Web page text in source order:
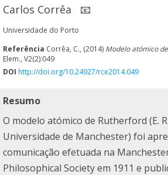
Carlos Corrêa 📧
Universidade do Porto
Referência Corrêa, C., (2014) Modelo atómico
Elem., V2(2):049
DOI http://doi.org/10.24927/rce2014.049
Resumo
O modelo atómico de Rutherford (E.
Universidade de Manchester) foi
comunicação efetuada na
Philosophical Society em 1911 e